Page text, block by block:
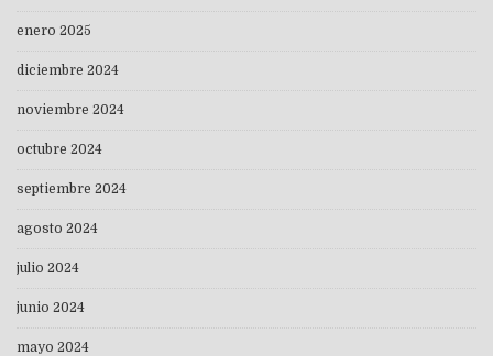
enero 2025
diciembre 2024
noviembre 2024
octubre 2024
septiembre 2024
agosto 2024
julio 2024
junio 2024
mayo 2024